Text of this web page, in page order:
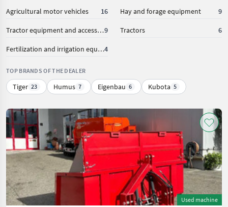
Agricultural motor vehicles
16 Hay and forage equipment 9
Tractor equipment and accessories9 Tractors 6
Fertilization and irrigation equipment4
TOP BRANDS OF THE DEALER
Tiger 23 Humus 7 Eigenbau 6 Kubota 5
Used machine